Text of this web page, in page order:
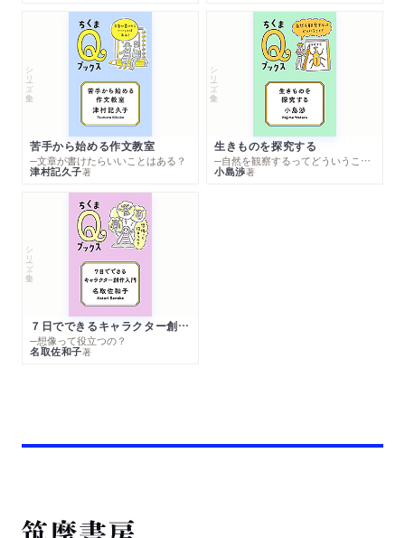
シリーズ・全集
苦手から始める作文教室
─文章が書けたらいいことはある？
津村記久子著
シリーズ・全集
生きものを探究する
─自然を観察するってどういうこと？
小島渉著
シリーズ・全集
７日でできるキャラクター創作入門
─想像って役立つの？
名取佐和子著